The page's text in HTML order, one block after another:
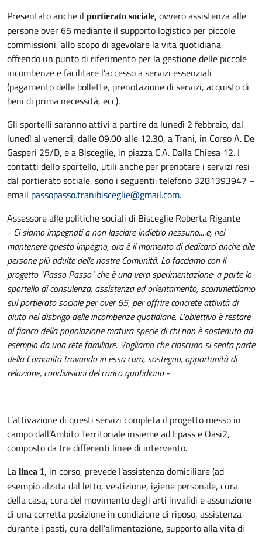
Presentato anche il portierato sociale, ovvero assistenza alle
persone over 65 mediante il supporto logistico per piccole
commissioni, allo scopo di agevolare la vita quotidiana,
offrendo un punto di riferimento per la gestione delle piccole
incombenze e facilitare l’accesso a servizi essenziali
(pagamento delle bollette, prenotazione di servizi, acquisto di
beni di prima necessità, ecc).
Gli sportelli saranno attivi a partire da lunedì 2 febbraio, dal
lunedì al venerdì, dalle 09.00 alle 12.30, a Trani, in Corso A. De
Gasperi 25/D, e a Bisceglie, in piazza C.A. Dalla Chiesa 12. I
contatti dello sportello, utili anche per prenotare i servizi resi
dal portierato sociale, sono i seguenti: telefono 3281393947 –
email passopasso.tranibisceglie@gmail.com.
Assessore alle politiche sociali di Bisceglie Roberta Rigante
- Ci siamo impegnati a non lasciare indietro nessuno....e, nel
mantenere questo impegno, ora è il momento di dedicarci anche alle
persone più adulte delle nostre Comunità. Lo facciamo con il
progetto "Passo Passo" che è una vera sperimentazione: a parte lo
sportello di consulenza, assistenza ed orientamento, scommettiamo
sul portierato sociale per over 65, per offrire concrete attività di
aiuto nel disbrigo delle incombenze quotidiane. L'obiettivo è restare
al fianco della popolazione matura specie di chi non è sostenuto ad
esempio da una rete familiare. Vogliamo che ciascuno si senta parte
della Comunità trovando in essa cura, sostegno, opportunità di
relazione, condivisioni del carico quotidiano -
L’attivazione di questi servizi completa il progetto messo in
campo dall’Ambito Territoriale insieme ad Epass e Oasi2,
composto da tre differenti linee di intervento.
La linea 1, in corso, prevede l’assistenza domiciliare (ad
esempio alzata dal letto, vestizione, igiene personale, cura
della casa, cura del movimento degli arti invalidi e assunzione
di una corretta posizione in condizione di riposo, assistenza
durante i pasti, cura dell’alimentazione, supporto alla vita di